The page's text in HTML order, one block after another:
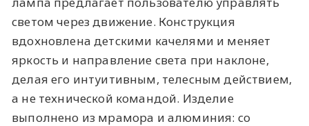
светом через движение. Конструкция
вдохновлена детскими качелями и меняет
яркость и направление света при наклоне,
делая его интуитивным, телесным действием,
а не технической командой. Изделие
выполнено из мрамора и алюминия: со